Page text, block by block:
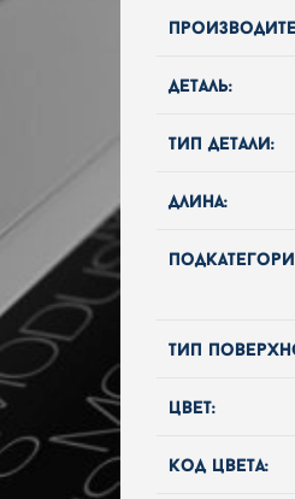
деталь:
тип детали:
длина:
тип
цвет:
код цвета: